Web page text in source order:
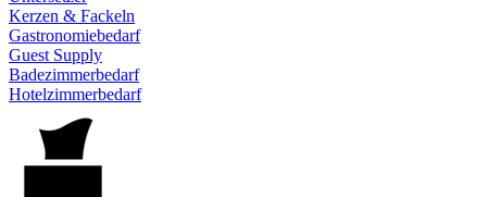
Kerzen & Fackeln
Gastronomiebedarf
Guest Supply
Badezimmerbedarf
Hotelzimmerbedarf